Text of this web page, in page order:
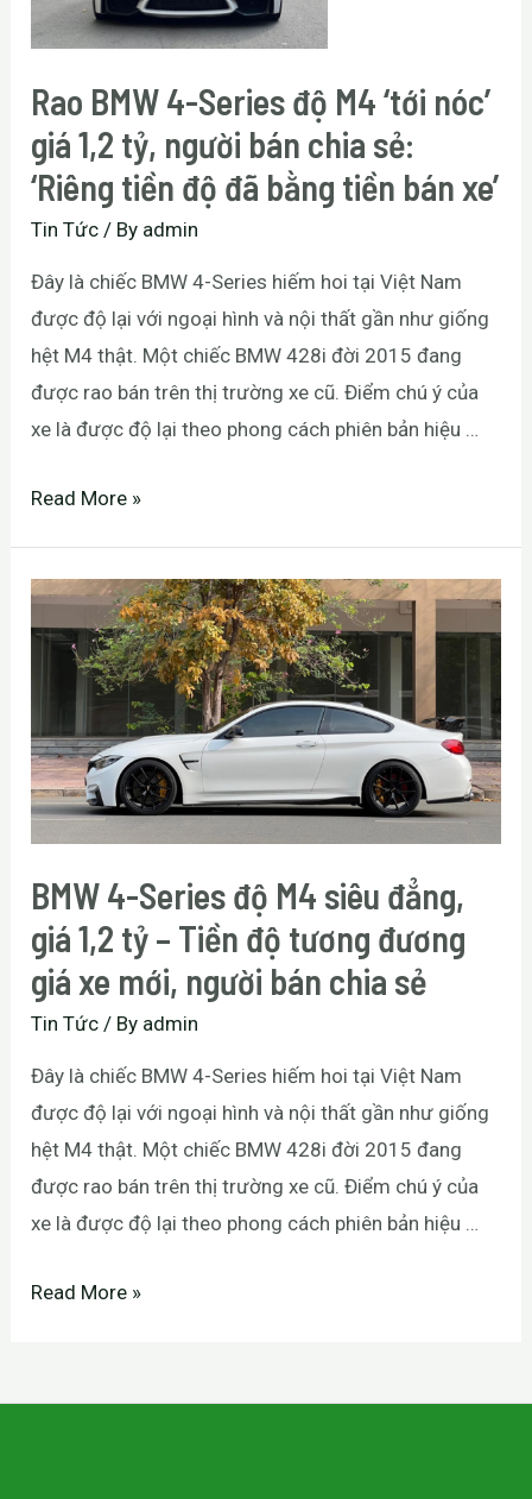
Rao BMW 4-Series độ M4 ‘tới nóc’
giá 1,2 tỷ, người bán chia sẻ:
‘Riêng tiền độ đã bằng tiền bán xe’
Tin Tức / By admin
Đây là chiếc BMW 4-Series hiếm hoi tại Việt Nam
được độ lại với ngoại hình và nội thất gần như giống
hệt M4 thật. Một chiếc BMW 428i đời 2015 đang
được rao bán trên thị trường xe cũ. Điểm chú ý của
xe là được độ lại theo phong cách phiên bản hiệu …
Read More »
BMW 4-Series độ M4 siêu đẳng,
giá 1,2 tỷ – Tiền độ tương đương
giá xe mới, người bán chia sẻ
Tin Tức / By admin
Đây là chiếc BMW 4-Series hiếm hoi tại Việt Nam
được độ lại với ngoại hình và nội thất gần như giống
hệt M4 thật. Một chiếc BMW 428i đời 2015 đang
được rao bán trên thị trường xe cũ. Điểm chú ý của
xe là được độ lại theo phong cách phiên bản hiệu …
Read More »